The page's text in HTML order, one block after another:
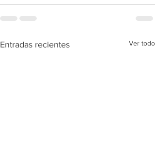
Entradas recientes Ver todo